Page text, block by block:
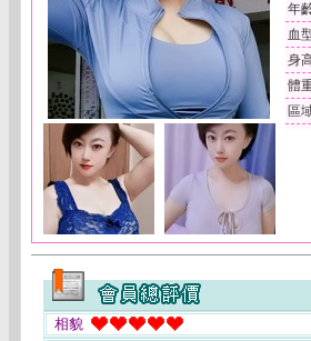
年
血
身
體
區
相貌